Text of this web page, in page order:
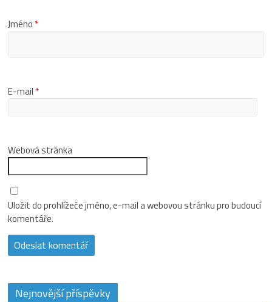
Jméno *
E-mail *
Webová stránka
Uložit do prohlížeče jméno, e-mail a webovou stránku pro budoucí
komentáře.
Nejnovější příspěvky